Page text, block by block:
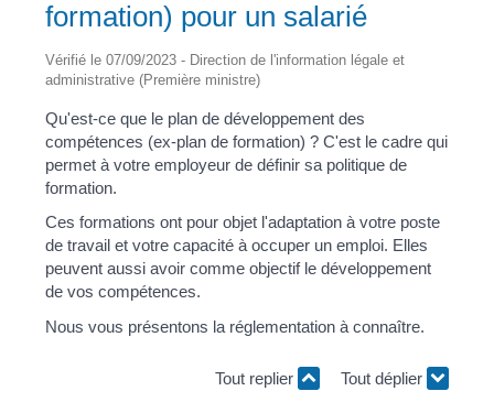
formation) pour un salarié
Vérifié le 07/09/2023 - Direction de l'information légale et
administrative (Première ministre)
Qu'est-ce que le plan de développement des
compétences (ex-plan de formation) ? C'est le cadre qui
permet à votre employeur de définir sa politique de
formation.
Ces formations ont pour objet l'adaptation à votre poste
de travail et votre capacité à occuper un emploi. Elles
peuvent aussi avoir comme objectif le développement
de vos compétences.
Nous vous présentons la réglementation à connaître.
Tout replier Tout déplier